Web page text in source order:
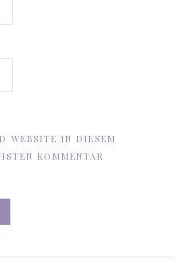
WEBSITE IN DIESEM
KOMMENTAR